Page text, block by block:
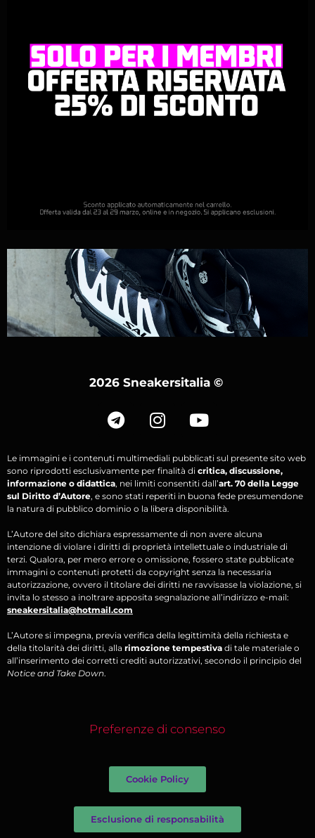
2026 Sneakersitalia ©
Le immagini e i contenuti multimediali pubblicati sul presente sito web
sono riprodotti esclusivamente per finalità di critica, discussione,
informazione o didattica, nei limiti consentiti dall’art. 70 della Legge
sul Diritto d’Autore, e sono stati reperiti in buona fede presumendone
la natura di pubblico dominio o la libera disponibilità.
L’Autore del sito dichiara espressamente di non avere alcuna
intenzione di violare i diritti di proprietà intellettuale o industriale di
terzi. Qualora, per mero errore o omissione, fossero state pubblicate
immagini o contenuti protetti da copyright senza la necessaria
autorizzazione, ovvero il titolare dei diritti ne ravvisasse la violazione, si
invita lo stesso a inoltrare apposita segnalazione all’indirizzo e-mail:
sneakersitalia@hotmail.com
L’Autore si impegna, previa verifica della legittimità della richiesta e
della titolarità dei diritti, alla rimozione tempestiva di tale materiale o
all’inserimento dei corretti crediti autorizzativi, secondo il principio del
Notice and Take Down.
Preferenze di consenso
Cookie Policy
Esclusione di responsabilità